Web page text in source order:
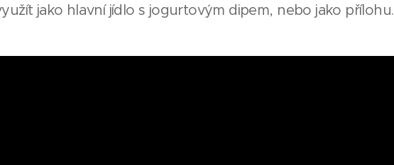
jako hlavní jídlo s jogurtovým dipem, nebo jako přílohu.